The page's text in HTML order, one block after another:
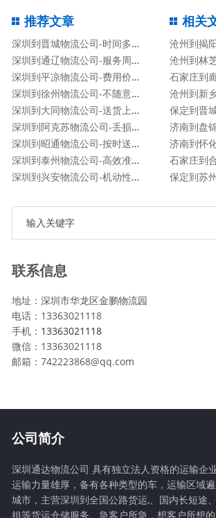
推荐文章
深圳到晋城物流公司-时间多久「机动性高」
深圳到通辽物流公司-服务周到「实时监控」
深圳到平凉物流公司-费用价格「全境派送」
深圳到徐州物流公司-不随意加价「市县派送」
深圳到大同物流公司-送货上门「费用价格」
深圳到阿克苏物流公司-丢损必赔「安全快捷」
深圳到昭通物流公司-按时送达「准时到达」
深圳到泰州物流公司-高效准时「快运直达」
深圳到兴安物流公司-机动性高「运费多少」
相关
联系信息
地址：深圳市华龙区金鹏物流园
电话：13363021118
手机： 13363021118
微信：13363021118
邮箱：742223868@qq.com
公司简介
深圳通达物流公司 具有独立法人资格的运输企
运输力量雄厚，备有各种类型的车，运输区域
城市，主营深圳到全国公路货运,、国内长短途
担等货运仓储服务。急客户所急，想客户所想